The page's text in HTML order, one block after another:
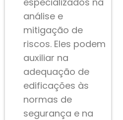
análise e
mitigação de
riscos. Eles podem
auxiliar na
adequação de
edificações às
normas de
segurança e na